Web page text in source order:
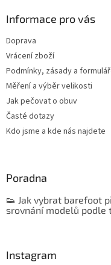
Informace pro vás
Doprava
Vrácení zboží
Podmínky, zásady a
Měření a výběr velikosti
Jak pečovat o obuv
Časté dotazy
Kdo jsme a kde nás najdete
Poradna
👟 Jak vybrat barefoot
srovnání modelů podle
Instagram